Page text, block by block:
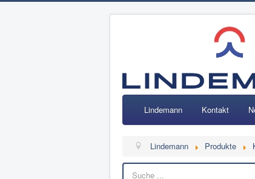
Lindemann Kontakt
Lindemann Produkte